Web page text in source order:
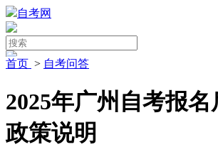
自考网
首页 > 自考问答
2025年广州自考报
政策说明